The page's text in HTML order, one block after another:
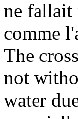
ne fallait
comme
The
not
water